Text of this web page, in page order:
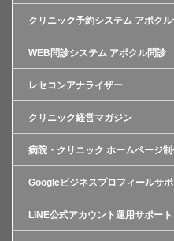
クリニック予約システム アポク
WEB問診システム アポクル問診
レセコンアナライザー
クリニック経営マガジン
病院・クリニック ホームページ
Googleビジネスプロフィールサポ
LINE公式アカウント運用サポート